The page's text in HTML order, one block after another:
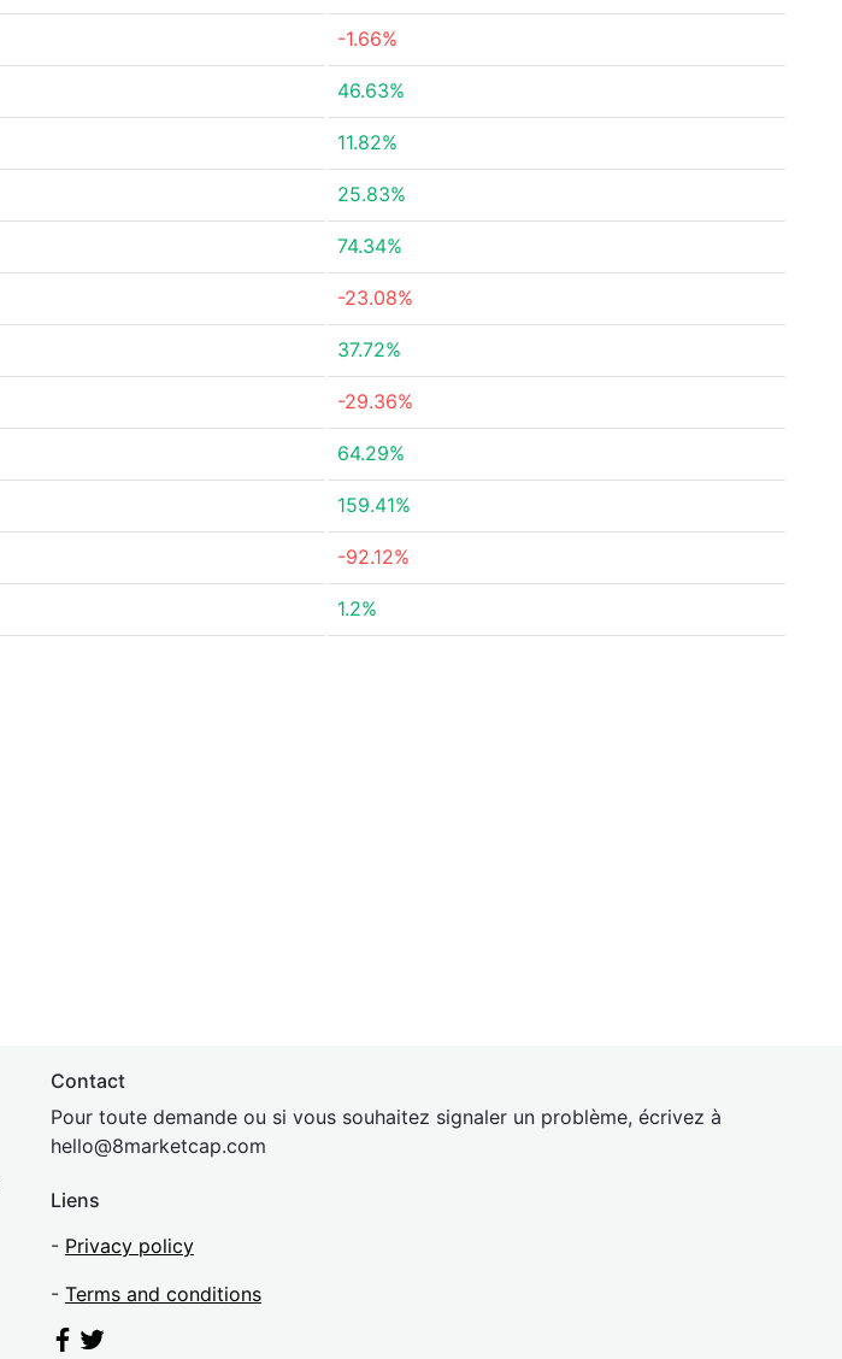
-1.66%
46.63%
11.82%
25.83%
74.34%
-23.08%
37.72%
-29.36%
64.29%
159.41%
-92.12%
1.2%
Contact
Pour toute demande ou si vous souhaitez signaler un problème, écrivez à
hello@8marketcap.com
Liens
- Privacy policy
- Terms and conditions